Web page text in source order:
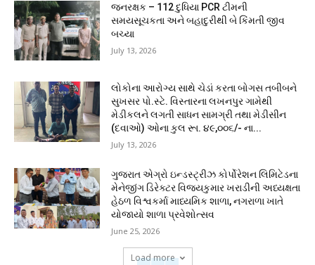
જનરક્ષક – 112 દુધિયા PCR ટીમની
સમયસૂચકતા અને બહાદુરીથી બે કિંમતી જીવ
બચ્યા
July 13, 2026
લોકોના આરોગ્ય સાથે ચેડાં કરતા બોગસ તબીબને
સુખસર પો.સ્ટે. વિસ્તારના લખનપુર ગામેથી
મેડીકલને લગતી સાધન સામગ્રી તથા મેડીસીન
(દવાઓ) ઓના કુલ રૂા. ૪૯,૦૦૬/- ના...
July 13, 2026
ગુજરાત એગ્રો ઇન્ડસ્ટ્રીઝ કોર્પોરેશન લિમિટેડના
મેનેજીંગ ડિરેક્ટર વિજયકુમાર ખરાડીની અધ્યક્ષતા
હેઠળ વિશ્વકર્મા માધ્યમિક શાળા, નગરાળા ખાતે
યોજાયો શાળા પ્રવેશોત્સવ
June 25, 2026
Load more